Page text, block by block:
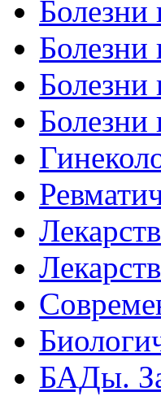
Болезни
Болезни
Болезни
БАДы.